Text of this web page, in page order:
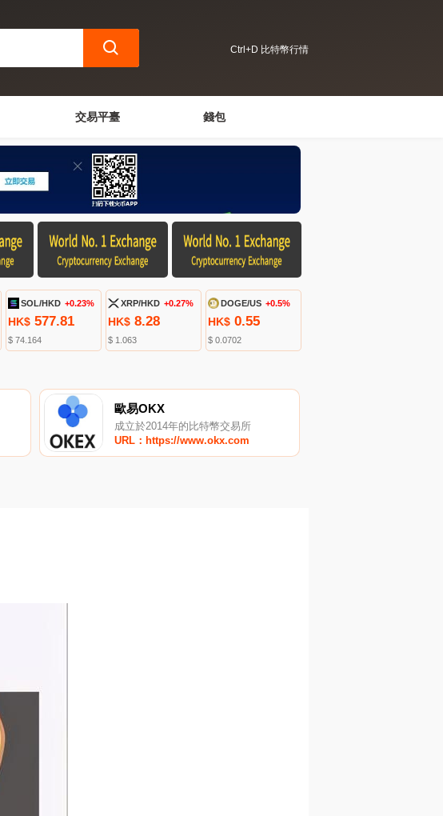
Ctrl+D 比特幣行情
交易平臺 錢包
SOL/HKD +0.23%
HK$ 577.81
$ 74.164
XRP/HKD +0.27%
HK$ 8.28
$ 1.063
DOGE/US +0.5%
HK$ 0.55
$ 0.0702
歐易OKX
成立於2014年的比特幣交易所
URL：https://www.okx.com